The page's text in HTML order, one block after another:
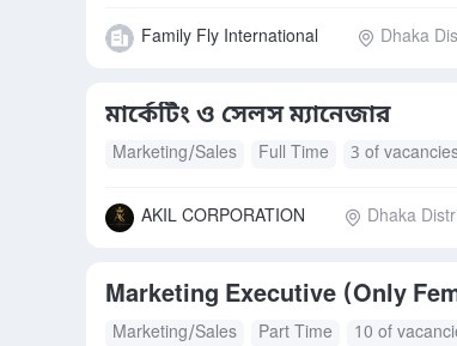
Family Fly International Dhaka
মার্কেটিং ও সেলস ম্যানেজার
Marketing/Sales Full Time 3 of
AKIL CORPORATION Dhaka
Marketing Executive (Only
Marketing/Sales Part Time 10 of